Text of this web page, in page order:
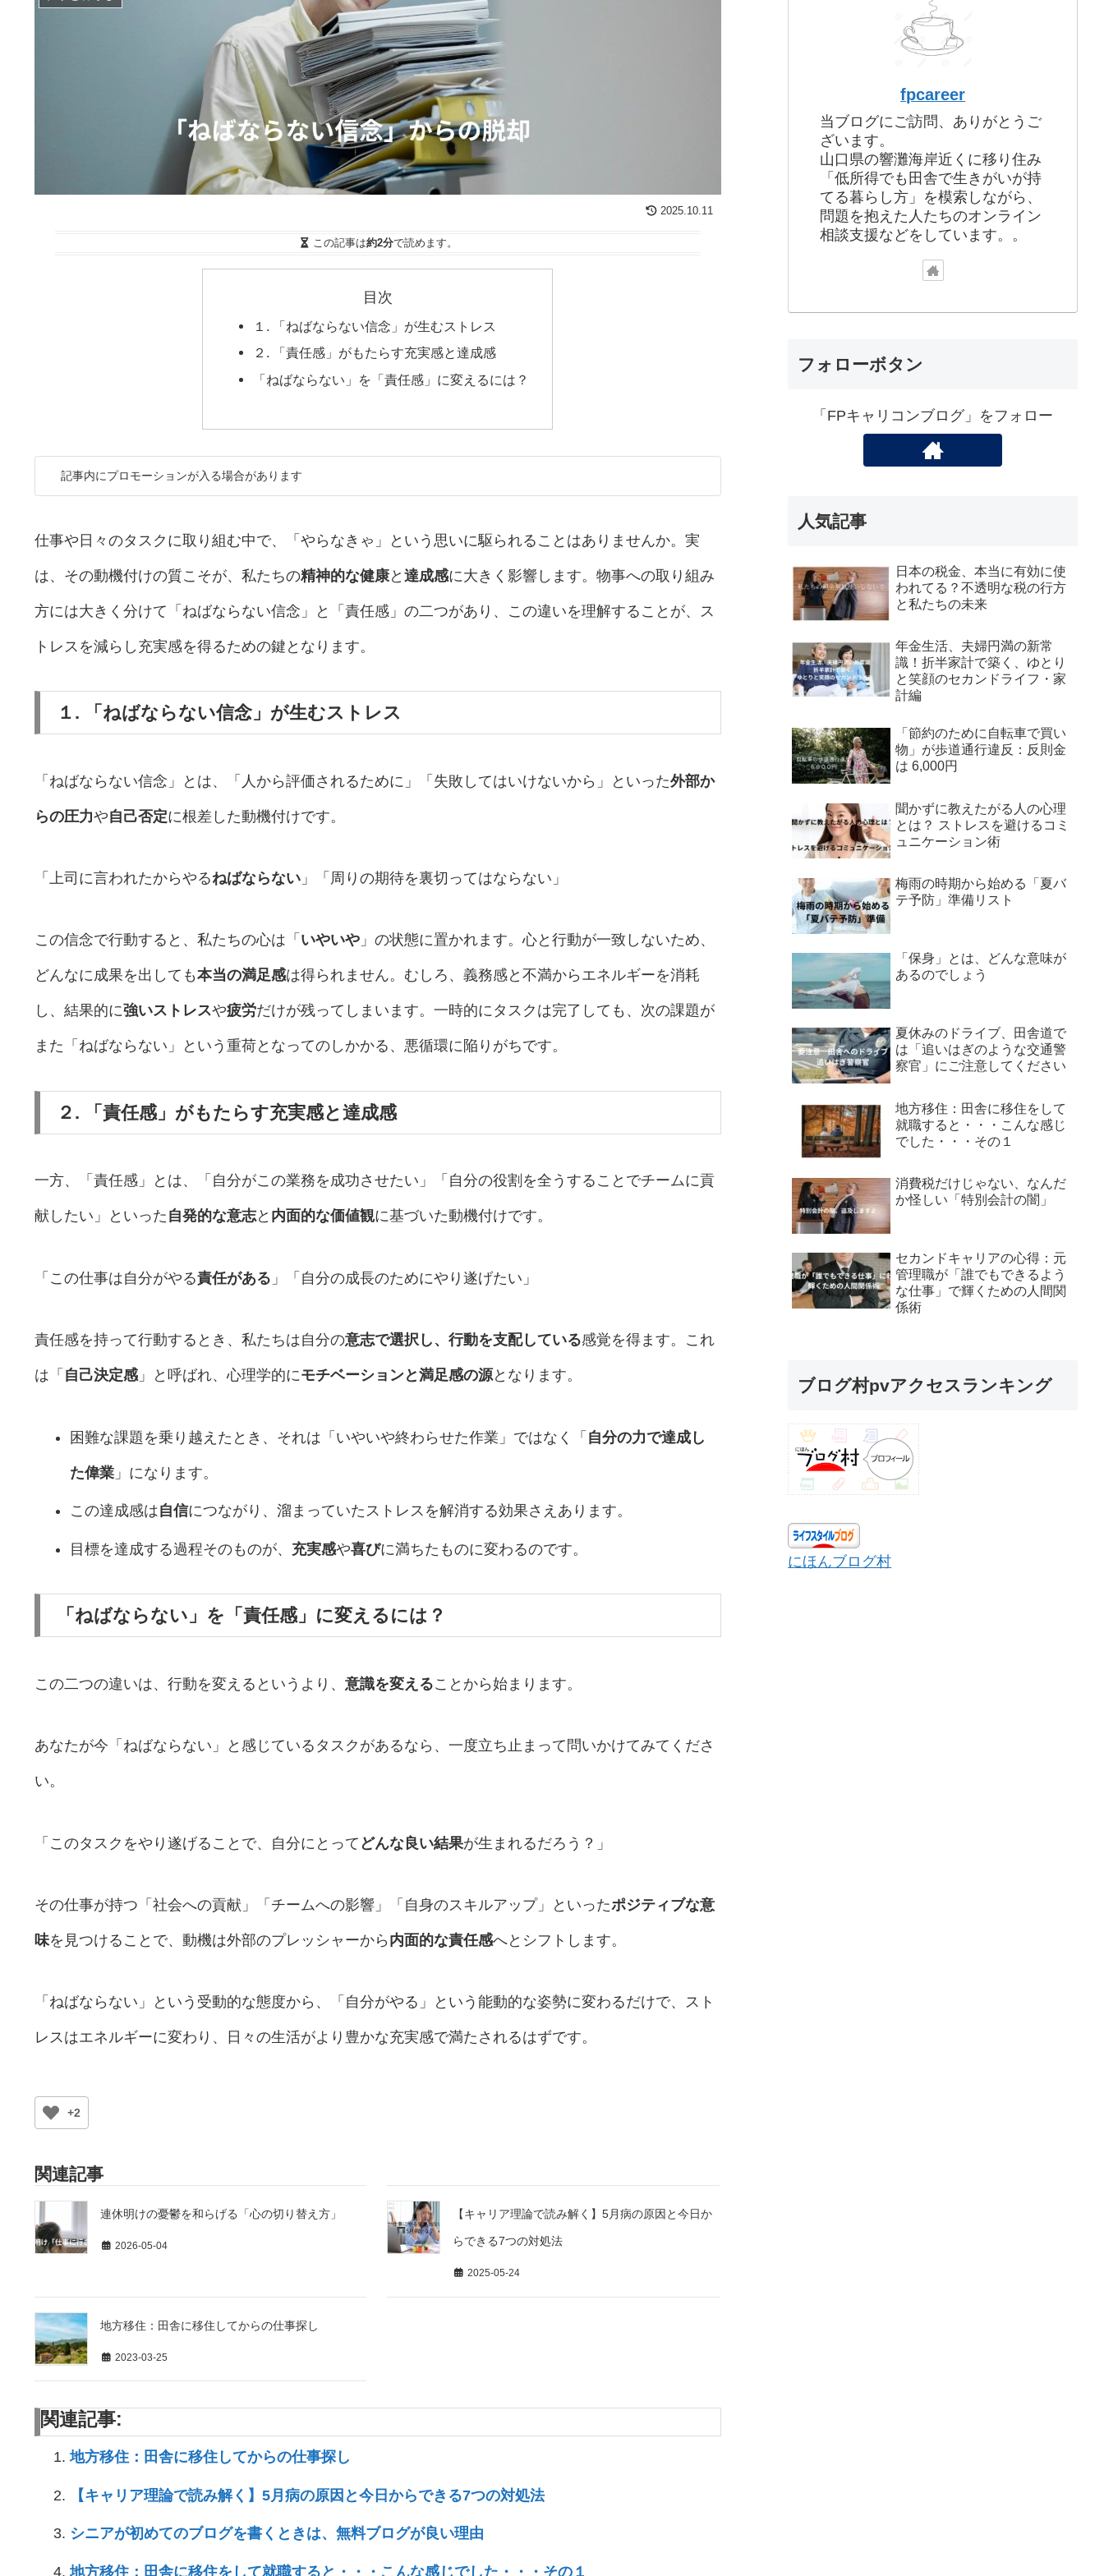
2025.10.11
この記事は約2分で読めます。
目次
１. 「ねばならない信念」が生むストレス
２. 「責任感」がもたらす充実感と達成感
「ねばならない」を「責任感」に変えるには？
記事内にプロモーションが入る場合があります
仕事や日々のタスクに取り組む中で、「やらなきゃ」という思いに駆られることはありませんか。実
は、その動機付けの質こそが、私たちの精神的な健康と 達成感に大きく影響します。物事への取り組み
方には大きく分けて「ねばならない信念」と「責任感」の二つがあり、この違いを理解することが、ス
トレスを減らし充実感を得るための鍵となります。
１. 「ねばならない信念」が生むストレス
「ねばならない信念」とは、「人から評価されるために」「失敗してはいけないから」といった外部か
らの圧力や自己否定に根差した動機付けです。
「上司に言われたからやるねばならない」「周りの期待を裏切ってはならない」
この信念で行動すると、私たちの心は「 いやいや」の状態に置かれます。心と行動が一致しないため、
どんなに成果を出しても本当の満足感は得られません。むしろ、義務感と不満からエネルギーを消耗
し、結果的に強いストレスや疲労だけが残ってしまいます。一時的にタスクは完了しても、次の課題が
また「ねばならない」という重荷となってのしかかる、悪循環に陥りがちです。
２. 「責任感」がもたらす充実感と達成感
一方、「責任感」とは、「自分がこの業務を成功させたい」「自分の役割を全うすることでチームに貢
献したい」といった 自発的な意志と 内面的な価値観に基づいた動機付けです。
「この仕事は自分がやる責任がある 」「自分の成長のためにやり遂げたい」
責任感を持って行動するとき、私たちは自分の意志で選択し、行動を支配している感覚を得ます。これ
は「 自己決定感」と呼ばれ、心理学的にモチベーションと満足感の源となります。
困難な課題を乗り越えたとき、それは「いやいや終わらせた作業」ではなく「 自分の力で達成し
た偉業 」になります。
この達成感は自信につながり、溜まっていたストレスを解消する効果さえあります。
目標を達成する過程そのものが、 充実感や喜びに満ちたものに変わるのです。
「ねばならない」を「責任感」に変えるには？
この二つの違いは、行動を変えるというより、 意識を変えることから始まります。
あなたが今「ねばならない」と感じているタスクがあるなら、一度立ち止まって問いかけてみてくださ
い。
「このタスクをやり遂げることで、自分にとって どんな良い結果が生まれるだろう？」
その仕事が持つ「社会への貢献」「チームへの影響」「自身のスキルアップ」といったポジティブな意
味を見つけることで、動機は外部のプレッシャーから 内面的な責任感へとシフトします。
「ねばならない」という受動的な態度から、「自分がやる」という能動的な姿勢に変わるだけで、スト
レスはエネルギーに変わり、日々の生活がより豊かな充実感で満たされるはずです。
+2
関連記事
連休明けの憂鬱を和らげる「心の切り替え方」
2026-05-04
【キャリア理論で読み解く】5月病の原因と今日か
らできる7つの対処法
2025-05-24
地方移住：田舎に移住してからの仕事探し
2023-03-25
関連記事:
地方移住：田舎に移住してからの仕事探し
【キャリア理論で読み解く】5月病の原因と今日からできる7つの対処法
シニアが初めてのブログを書くときは、無料ブログが良い理由
地方移住：田舎に移住をして就職すると・・・こんな感じでした・・・その１
fpcareer
当ブログにご訪問、ありがとうご
ざいます。
山口県の響灘海岸近くに移り住み
「低所得でも田舎で生きがいが持
てる暮らし方」を模索しながら、
問題を抱えた人たちのオンライン
相談支援などをしています。。
フォローボタン
「FPキャリコンブログ」をフォロー
人気記事
日本の税金、本当に有効に使
われてる？不透明な税の行方
と私たちの未来
年金生活、夫婦円満の新常
識！折半家計で築く、ゆとり
と笑顔のセカンドライフ・家
計編
「節約のために自転車で買い
物」が歩道通行違反：反則金
は 6,000円
聞かずに教えたがる人の心理
とは？ ストレスを避けるコミ
ュニケーション術
梅雨の時期から始める「夏バ
テ予防」準備リスト
「保身」とは、どんな意味が
あるのでしょう
夏休みのドライブ、田舎道で
は「追いはぎのような交通警
察官」にご注意してください
地方移住：田舎に移住をして
就職すると・・・こんな感じ
でした・・・その１
消費税だけじゃない、なんだ
か怪しい「特別会計の闇」
セカンドキャリアの心得：元
管理職が「誰でもできるよう
な仕事」で輝くための人間関
係術
ブログ村pvアクセスランキング
にほんブログ村